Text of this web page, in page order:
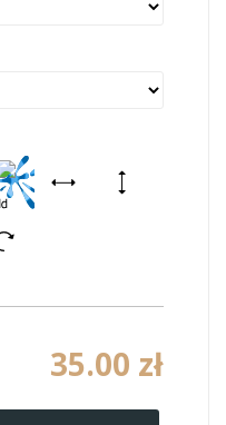
35.00 zł